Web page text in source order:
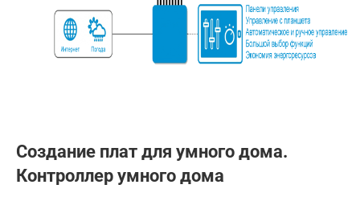
Создание плат для умного дома.
Контроллер умного дома